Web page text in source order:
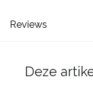
Reviews
Deze